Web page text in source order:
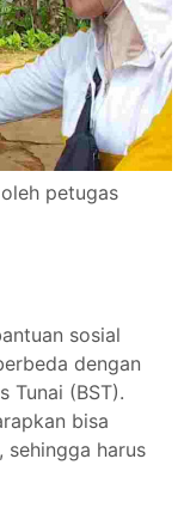
petugas
sosial
dengan
Tunai (BST).
bisa
sehingga harus